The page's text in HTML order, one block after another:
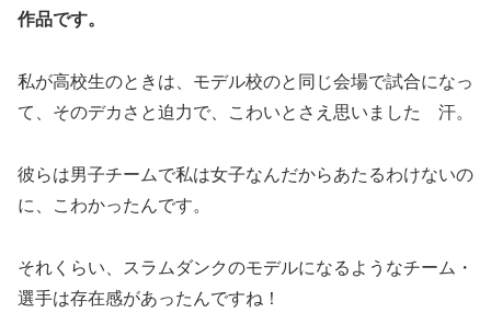
作品です。
私が高校生のときは、モデル校のと同じ会場で試合になっ
て、そのデカさと迫力で、こわいとさえ思いました 汗。
彼らは男子チームで私は女子なんだからあたるわけないの
に、こわかったんです。
それくらい、スラムダンクのモデルになるようなチーム・
選手は存在感があったんですね！